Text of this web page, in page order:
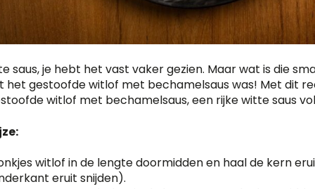
saus, je hebt het vast vaker gezien. Maar wat is die
het gestoofde witlof met bechamelsaus was! Met dit
witlof met bechamelsaus, een rijke witte saus
witlof in de lengte doormidden en haal de kern
eruit snijden).